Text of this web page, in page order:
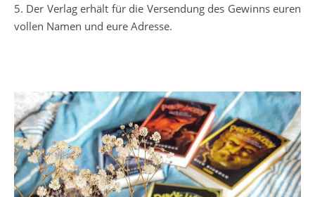
5. Der Verlag erhält für die Versendung des Gewinns euren
vollen Namen und eure Adresse.